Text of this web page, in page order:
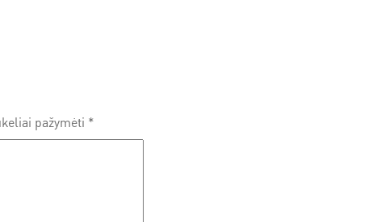
pažymėti *